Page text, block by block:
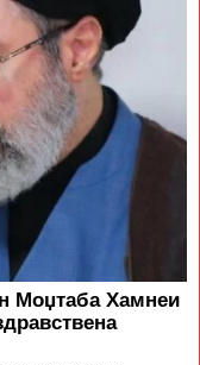
Моџтаба Хамнеи